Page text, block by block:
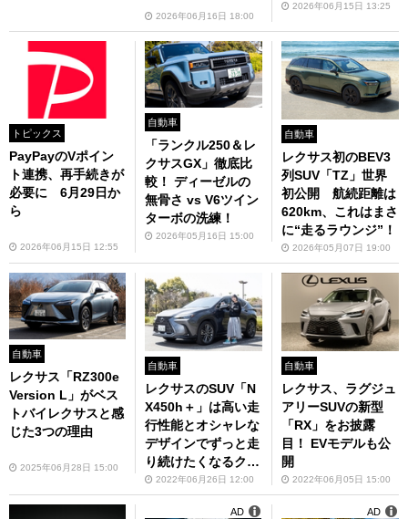
2026年06月16日 18:00
2026年06月15日 13:25
トピックス
PayPayのVポイン
ト連携、再手続きが
必要に 6月29日か
ら
2026年06月15日 12:55
自動車
「ランクル250＆レ
クサスGX」徹底比
較！ ディーゼルの
無骨さ vs V6ツイン
ターボの洗練！
2026年05月16日 15:00
自動車
レクサス初のBEV3
列SUV「TZ」世界
初公開 航続距離は
620km、これはまさ
に“走るラウンジ”！
2026年05月07日 19:00
自動車
レクサス「RZ300e
Version L」がベス
トバイレクサスと感
じた3つの理由
2025年06月28日 15:00
自動車
レクサスのSUV「N
X450h＋」は高い走
行性能とオシャレな
デザインでずっと走
り続けたくなるクル
マ2022年06月26日 12:00
自動車
レクサス、ラグジュ
アリーSUVの新型
「RX」をお披露
目！ EVモデルも公
開
2022年06月05日 15:00
AD AD